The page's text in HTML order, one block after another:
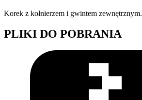
Korek z kołnierzem i gwintem zewnętrznym.
PLIKI DO POBRANIA